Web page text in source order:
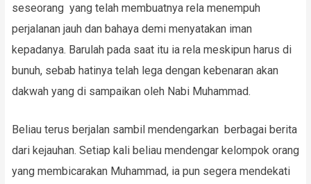
seseorang yang telah membuatnya rela menempuh
perjalanan jauh dan bahaya demi menyatakan iman
kepadanya. Barulah pada saat itu ia rela meskipun harus di
bunuh, sebab hatinya telah lega dengan kebenaran akan
dakwah yang di sampaikan oleh Nabi Muhammad.
Beliau terus berjalan sambil mendengarkan berbagai berita
dari kejauhan. Setiap kali beliau mendengar kelompok orang
yang membicarakan Muhammad, ia pun segera mendekati